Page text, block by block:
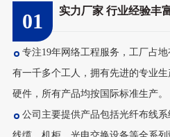
01 实力厂家 行业经验丰
专注19年网络工程服务，工厂占地
有一千多个工人，拥有先进的专业
硬件，所有产品均按国际标准生产。
公司主要提供产品包括光纤布线